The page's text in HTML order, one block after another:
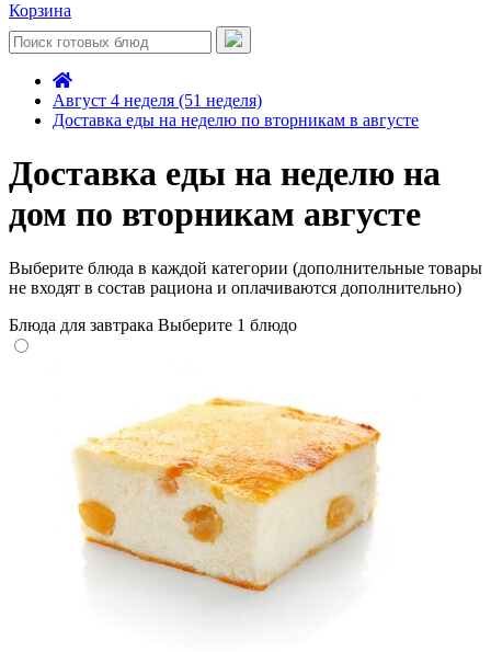
Корзина
Август 4 неделя (51 неделя)
Доставка еды на неделю по вторникам в августе
Доставка еды на неделю на
дом по вторникам августе
Выберите блюда в каждой категории (дополнительные товары
не входят в состав рациона и оплачиваются дополнительно)
Блюда для завтрака Выберите 1 блюдо